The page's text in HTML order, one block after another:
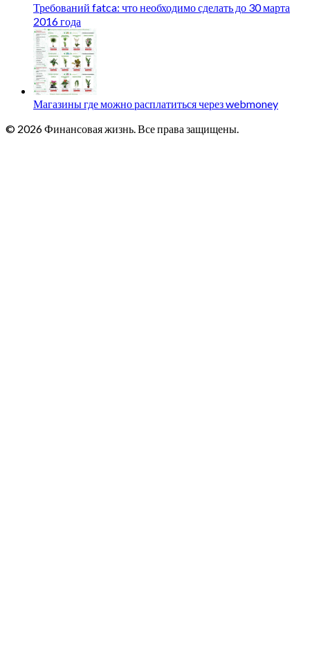
Требований fatca: что необходимо сделать до 30 марта
2016 года
Магазины где можно расплатиться через webmoney
© 2026 Финансовая жизнь. Все права защищены.